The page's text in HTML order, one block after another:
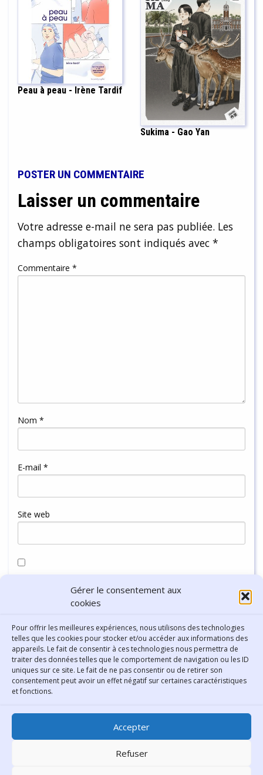
Gérer le consentement aux
cookies
Pour offrir les meilleures expériences, nous utilisons des technologies
telles que les cookies pour stocker et/ou accéder aux informations des
appareils. Le fait de consentir à ces technologies nous permettra de
traiter des données telles que le comportement de navigation ou les ID
uniques sur ce site. Le fait de ne pas consentir ou de retirer son
consentement peut avoir un effet négatif sur certaines caractéristiques
et fonctions.
Accepter
Refuser
Peau à peau - Irène Tardif
Sukima - Gao Yan
POSTER UN COMMENTAIRE
Laisser un commentaire
Votre adresse e-mail ne sera pas publiée. Les
champs obligatoires sont indiqués avec *
Commentaire *
Nom *
E-mail *
Site web
navigateur pour mon prochain commentaire.
Bibliothèque municipale de
Lyon
30 Boulevard Vivier-Merle